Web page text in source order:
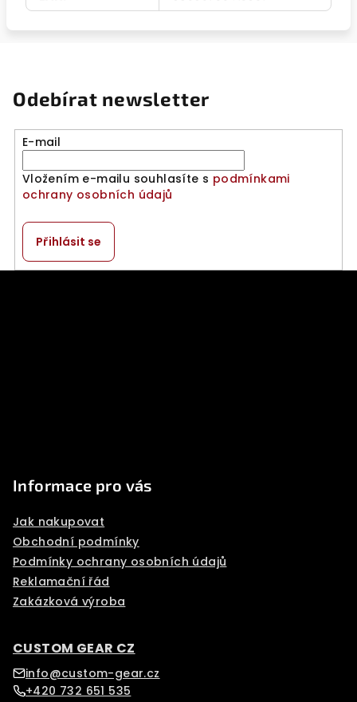
Odebírat newsletter
E-mail
Vložením e-mailu souhlasíte s podmínkami
ochrany osobních údajů
Přihlásit se
Informace pro vás
Jak nakupovat
Obchodní podmínky
Podmínky ochrany osobních údajů
Reklamační řád
Zakázková výroba
CUSTOM GEAR CZ
info@custom-gear.cz
+420 732 651 535